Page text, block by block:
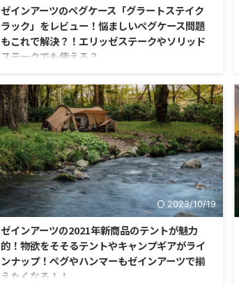
ゼインアーツのペグケース「グラートステイク
ラック」をレビュー！悩ましいペグケース問題
もこれで解決？！エリッゼステークやソリッド
ステークでも使える？
付属しているペグなら、専用の収納袋が付いていたり
しますが、別途自分でペグを購入するとなると、それ
を収納していおくペグケースが必要になります。
2023/10/19
ゼインアーツの2021年新商品のテントが魅力
的！物欲をそそるテントやキャンプギアがライ
ンナップ！ペグやハンマーもゼインアーツで揃
えたくなる！！